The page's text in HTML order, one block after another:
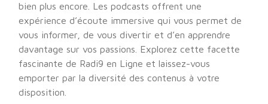
bien plus encore. Les podcasts offrent une
expérience d’écoute immersive qui vous permet de
vous informer, de vous divertir et d’en apprendre
davantage sur vos passions. Explorez cette facette
fascinante de Radi9 en Ligne et laissez-vous
emporter par la diversité des contenus à votre
disposition.